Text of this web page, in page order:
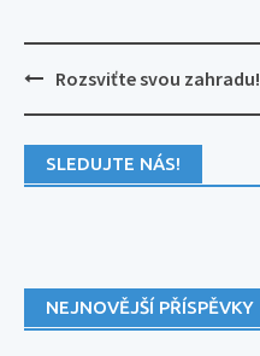
Post
navigation
Rozsviťte svou zahradu!
SLEDUJTE NÁS!
NEJNOVĚJŠÍ PŘÍSPĚVKY